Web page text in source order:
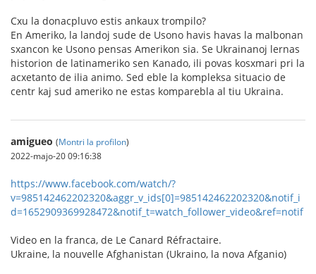
Cxu la donacpluvo estis ankaux trompilo?
En Ameriko, la landoj sude de Usono havis havas la malbonan
sxancon ke Usono pensas Amerikon sia. Se Ukrainanoj lernas
historion de latinameriko sen Kanado, ili povas kosxmari pri la
acxetanto de ilia animo. Sed eble la kompleksa situacio de
centr kaj sud ameriko ne estas komparebla al tiu Ukraina.
amigueo (Montri la profilon)
2022-majo-20 09:16:38
https://www.facebook.com/watch/?
v=985142462202320&aggr_v_ids[0]=985142462202320&notif_i
d=1652909369928472&notif_t=watch_follower_video&ref=notif
Video en la franca, de Le Canard Réfractaire.
Ukraine, la nouvelle Afghanistan (Ukraino, la nova Afganio)